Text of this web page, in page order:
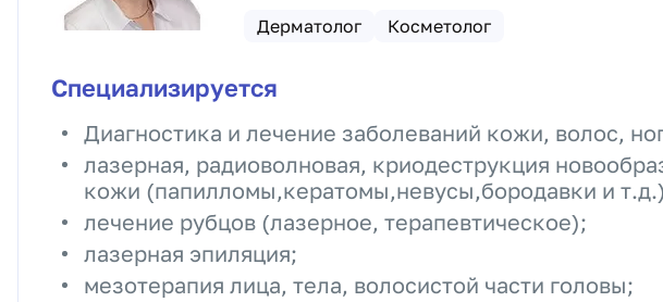
Дерматолог
Косметолог
Специализируется
Диагностика и лечение заболеваний кожи, волос,
лазерная, радиоволновая, криодеструкция
кожи (папилломы,кератомы,невусы,бородавки и
лечение рубцов (лазерное, терапевтическое);
лазерная эпиляция;
мезотерапия лица, тела, волосистой части головы;